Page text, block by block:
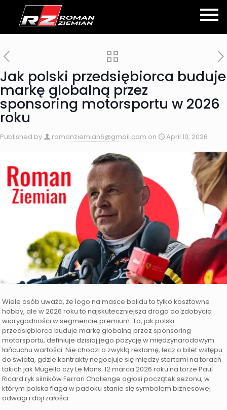
Jak polski przedsiębiorca buduje
markę globalną przez
sponsoring motorsportu w 2026
roku
Published by romanziemian6@gmail.com on April 10, 2026
Wiele osób uważa, że logo na masce bolidu to tylko kosztowne
hobby, ale w 2026 roku to najskuteczniejsza droga do zdobycia
wiarygodności w segmencie premium. To, jak polski
przedsiębiorca buduje markę globalną przez sponsoring
motorsportu, definiuje dzisiaj jego pozycję w międzynarodowym
łańcuchu wartości. Nie chodzi o zwykłą reklamę, lecz o bilet wstępu
do świata, gdzie kontrakty negocjuje się między startami na torach
takich jak Mugello czy Le Mans. 12 marca 2026 roku na torze Paul
Ricard ryk silników Ferrari Challenge ogłosi początek sezonu, w
którym polska flaga w padoku stanie się symbolem biznesowej
odwagi i dojrzałości.